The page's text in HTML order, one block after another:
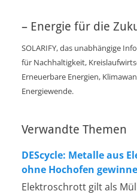
– Energie für die
SOLARIFY, das unabhängige
für Nachhaltigkeit,
Erneuerbare Energien,
Energiewende.
Verwandte Themen
DEScycle: Metalle aus
ohne Hochofen
Elektroschrott gilt als